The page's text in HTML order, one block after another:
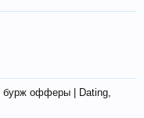
бурж офферы | Dating,